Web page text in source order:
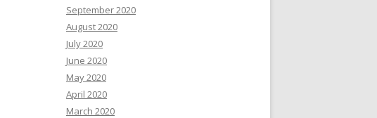
September 2020
August 2020
July 2020
June 2020
May 2020
April 2020
March 2020